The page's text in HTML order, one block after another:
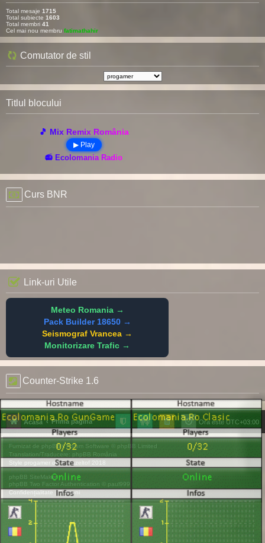
Total mesaje 1715
Total subiecte 1603
Total membri 41
Cel mai nou membru fatimathahir
Comutator de stil
Titlul blocului
🎵 Mix Remix România
▶ Play
📻 Ecolomania Radio
Curs BNR
Link-uri Utile
Meteo Romania →
Pack Builder 18650 →
Seismograf Vrancea →
Monitorizare Trafic →
Counter-Strike 1.6
Acasă Prima pagină Ora este UTC+03:00
Furnizat de phpBB® Forum Software © phpBB Limited
Translation/Traducere: phpBB România
Style progamer de ©Mazeltof 2018
phpBB SiteMaker
phpBB Two Factor Authentication © paul999
Confidențialitate |Termeni